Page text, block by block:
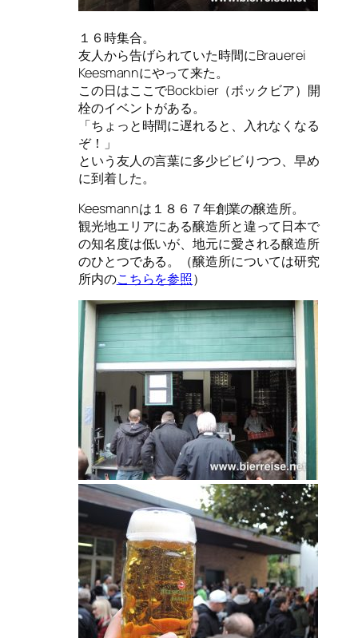
１６時集合。
友人から告げられていた時間にBrauerei
Keesmannにやって来た。
この日はここでBockbier（ボックビア）開
栓のイベントがある。
「ちょっと時間に遅れると、入れなくなる
ぞ！」
という友人の言葉に多少ビビりつつ、早め
に到着した。
Keesmannは１８６７年創業の醸造所。
観光地エリアにある醸造所と違って日本で
の知名度は低いが、地元に愛される醸造所
のひとつである。（醸造所については研究
所内のこちらを参照）